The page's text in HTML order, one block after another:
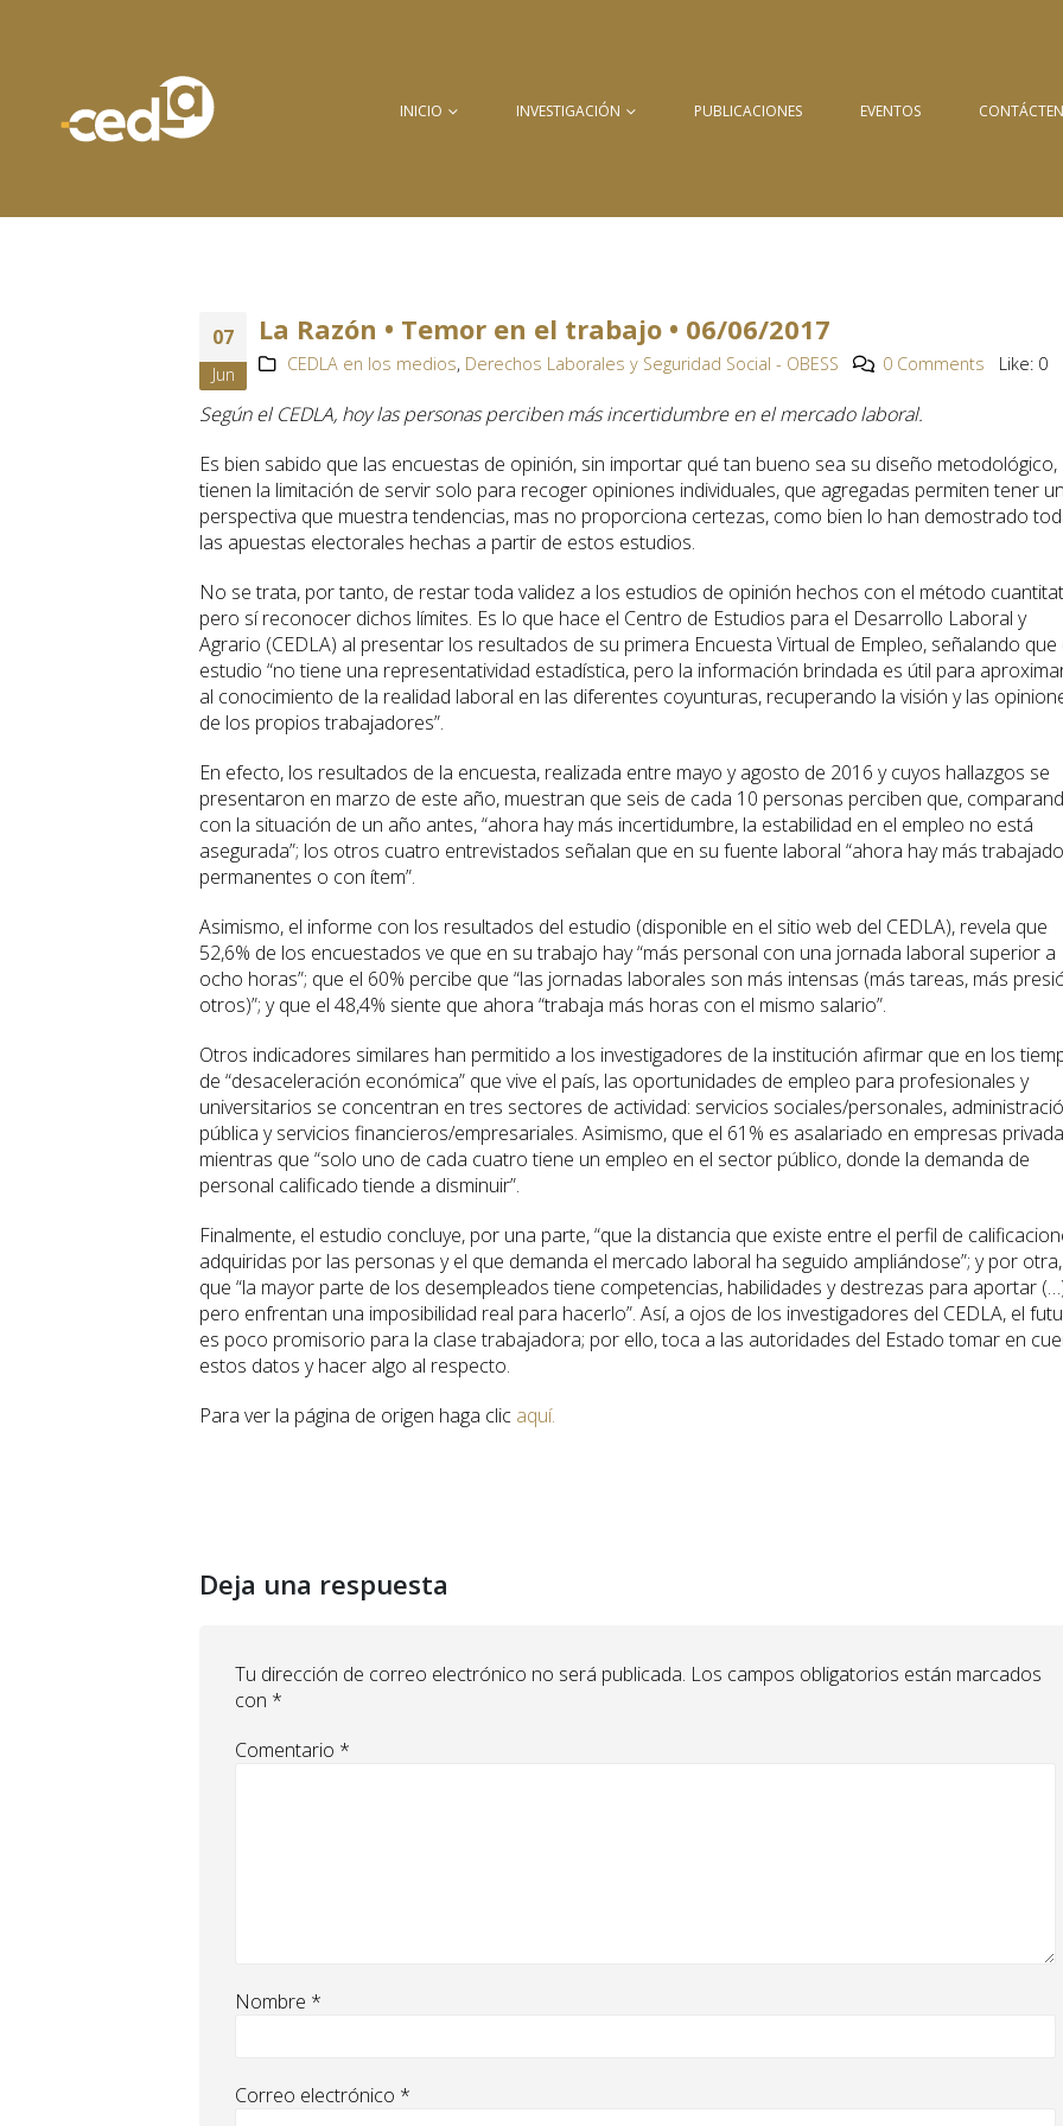
INICIO INVESTIGACIÓN PUBLICACIONES EVENTOS
07
Jun
La Razón • Temor en el trabajo • 06/06/2017
CEDLA en los medios, Derechos Laborales y Seguridad Social - OBESS 0 Comments Like: 0
Según el CEDLA, hoy las personas perciben más incertidumbre en el mercado laboral.
Es bien sabido que las encuestas de opinión, sin importar qué tan bueno sea su diseño metodológico,
tienen la limitación de servir solo para recoger opiniones individuales, que agregadas permiten tener
perspectiva que muestra tendencias, mas no proporciona certezas, como bien lo han demostrado
las apuestas electorales hechas a partir de estos estudios.
No se trata, por tanto, de restar toda validez a los estudios de opinión hechos con el método
pero sí reconocer dichos límites. Es lo que hace el Centro de Estudios para el Desarrollo Laboral y
Agrario (CEDLA) al presentar los resultados de su primera Encuesta Virtual de Empleo, señalando que
estudio “no tiene una representatividad estadística, pero la información brindada es útil para
al conocimiento de la realidad laboral en las diferentes coyunturas, recuperando la visión y las
de los propios trabajadores”.
En efecto, los resultados de la encuesta, realizada entre mayo y agosto de 2016 y cuyos hallazgos se
presentaron en marzo de este año, muestran que seis de cada 10 personas perciben que,
con la situación de un año antes, “ahora hay más incertidumbre, la estabilidad en el empleo no está
asegurada”; los otros cuatro entrevistados señalan que en su fuente laboral “ahora hay más
permanentes o con ítem”.
Asimismo, el informe con los resultados del estudio (disponible en el sitio web del CEDLA), revela que
52,6% de los encuestados ve que en su trabajo hay “más personal con una jornada laboral superior a
ocho horas”; que el 60% percibe que “las jornadas laborales son más intensas (más tareas, más
otros)”; y que el 48,4% siente que ahora “trabaja más horas con el mismo salario”.
Otros indicadores similares han permitido a los investigadores de la institución afirmar que en los
de “desaceleración económica” que vive el país, las oportunidades de empleo para profesionales y
universitarios se concentran en tres sectores de actividad: servicios sociales/personales,
pública y servicios financieros/empresariales. Asimismo, que el 61% es asalariado en empresas
mientras que “solo uno de cada cuatro tiene un empleo en el sector público, donde la demanda de
personal calificado tiende a disminuir”.
Finalmente, el estudio concluye, por una parte, “que la distancia que existe entre el perfil de
adquiridas por las personas y el que demanda el mercado laboral ha seguido ampliándose”; y por otra,
que “la mayor parte de los desempleados tiene competencias, habilidades y destrezas para aportar
pero enfrentan una imposibilidad real para hacerlo”. Así, a ojos de los investigadores del CEDLA, el
es poco promisorio para la clase trabajadora; por ello, toca a las autoridades del Estado tomar en
estos datos y hacer algo al respecto.
Para ver la página de origen haga clic aquí.
Deja una respuesta
Tu dirección de correo electrónico no será publicada. Los campos obligatorios están marcados
con *
Comentario *
Nombre *
Correo electrónico *